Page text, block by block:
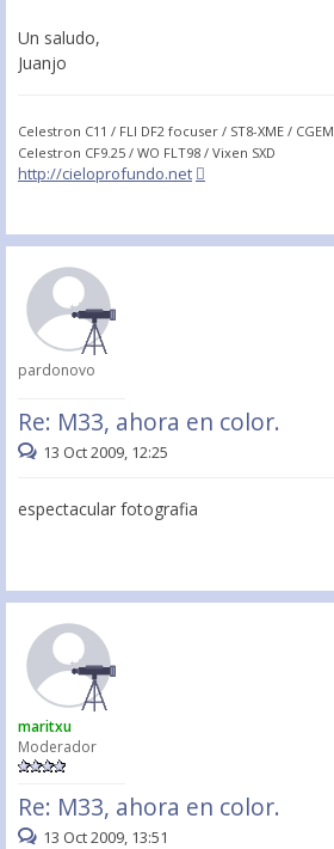
Un saludo,
Juanjo
Celestron C11 / FLI DF2 focuser / ST8-XME / CGEM
Celestron CF9.25 / WO FLT98 / Vixen SXD
http://cieloprofundo.net
pardonovo
Re: M33, ahora en color.
13 Oct 2009, 12:25
espectacular fotografia
maritxu
Moderador
Re: M33, ahora en color.
13 Oct 2009, 13:51